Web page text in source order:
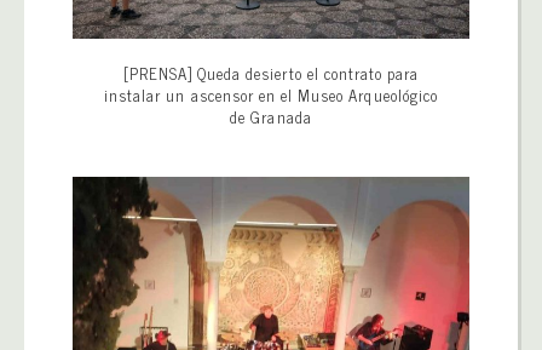
[PRENSA] Queda desierto el contrato para
instalar un ascensor en el Museo Arqueológico
de Granada